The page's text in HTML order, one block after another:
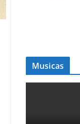
Musicas